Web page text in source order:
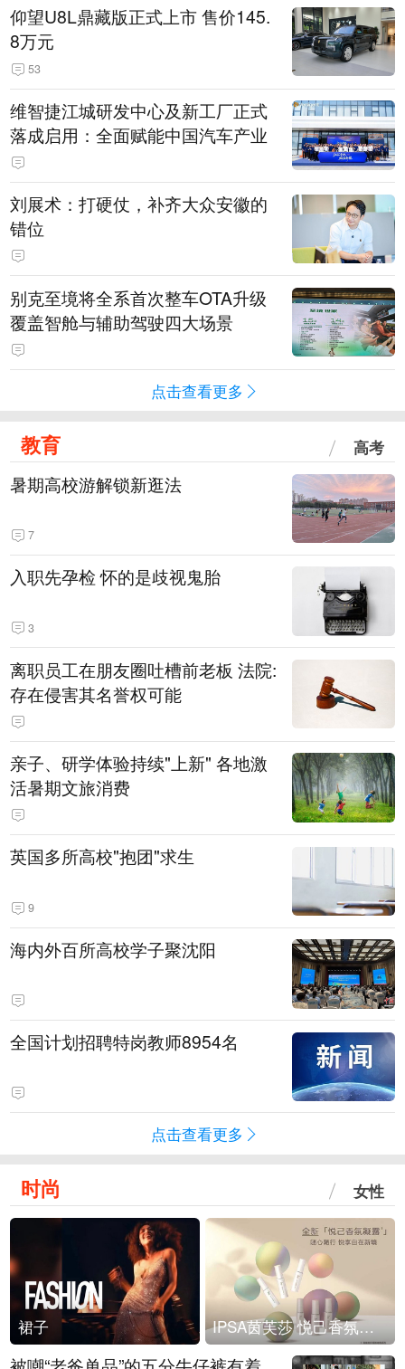
仰望U8L鼎藏版正式上市 售价145.
8万元
53
维智捷江城研发中心及新工厂正式
落成启用：全面赋能中国汽车产业
刘展术：打硬仗，补齐大众安徽的
错位
别克至境将全系首次整车OTA升级
覆盖智舱与辅助驾驶四大场景
点击查看更多
教育 高考
暑期高校游解锁新逛法
7
入职先孕检 怀的是歧视鬼胎
3
离职员工在朋友圈吐槽前老板 法院:
存在侵害其名誉权可能
亲子、研学体验持续"上新" 各地激
活暑期文旅消费
英国多所高校"抱团"求生
9
海内外百所高校学子聚沈阳
全国计划招聘特岗教师8954名
点击查看更多
时尚 女性
裙子 IPSA茵芙莎 悦己香氛凝露上市